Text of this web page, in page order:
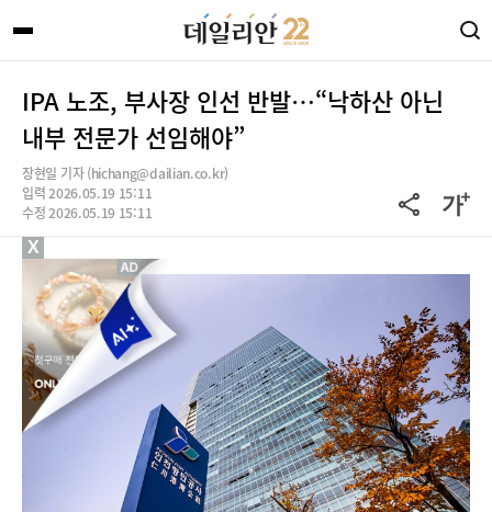
IPA 노조, 부사장 인선 반발…“낙하산 아닌
내부 전문가 선임해야”
장현일 기자 (hichang@dailian.co.kr)
입력 2026.05.19 15:11
수정 2026.05.19 15:11
X